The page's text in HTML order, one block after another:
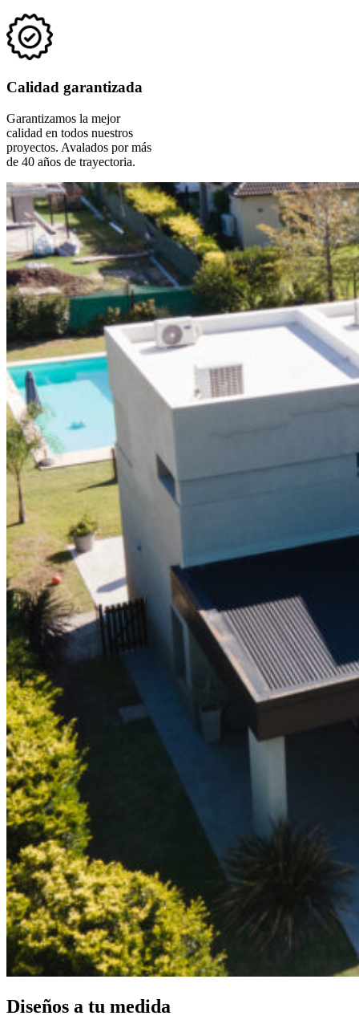
Calidad garantizada
Garantizamos la mejor
calidad en todos nuestros
proyectos. Avalados por más
de 40 años de trayectoria.
Diseños a tu medida